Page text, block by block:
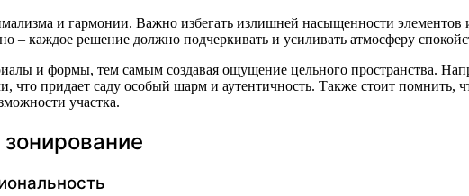
и гармонии. Важно избегать излишней насыщенности элементов
– каждое решение должно подчеркивать и усиливать атмосферу
и формы, тем самым создавая ощущение цельного пространства.
придает саду особый шарм и аутентичность. Также стоит помнить,
участка.